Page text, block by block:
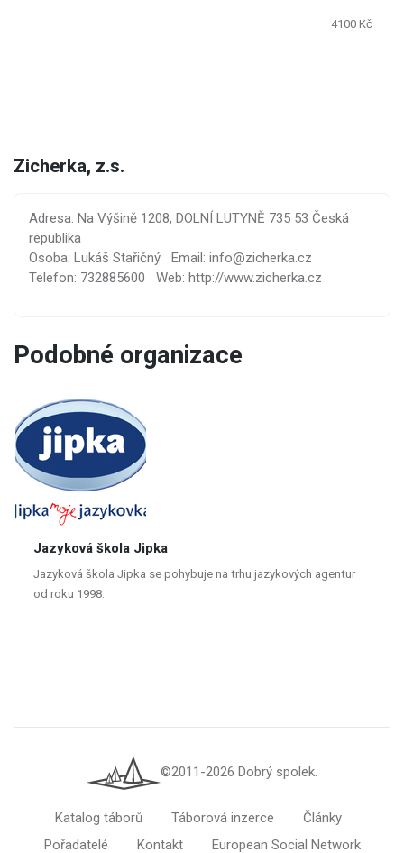
Zicherka, z.s.
Adresa: Na Výšině 1208, DOLNÍ LUTYNĚ 735 53 Česká
republika
Osoba: Lukáš Stařičný
Email: info@zicherka.cz
Telefon: 732885600
Web: http://www.zicherka.cz
4100 Kč
Podobné organizace
Jazyková škola Jipka
Jazyková škola Jipka se pohybuje na trhu jazykových agentur
od roku 1998.
©2011-2026 Dobrý spolek.
Katalog táborů Táborová inzerce
Články
Pořadatelé
Kontakt European Social Network